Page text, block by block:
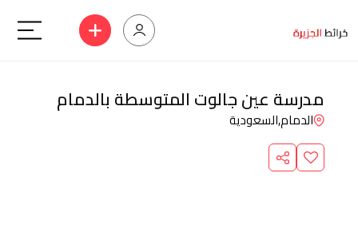
مدرسة عين جالوت المتوسطة بالدمام
الدمام,السعودية